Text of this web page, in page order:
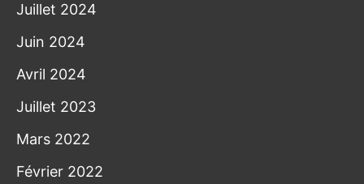
Juillet 2024
Juin 2024
Avril 2024
Juillet 2023
Mars 2022
Février 2022